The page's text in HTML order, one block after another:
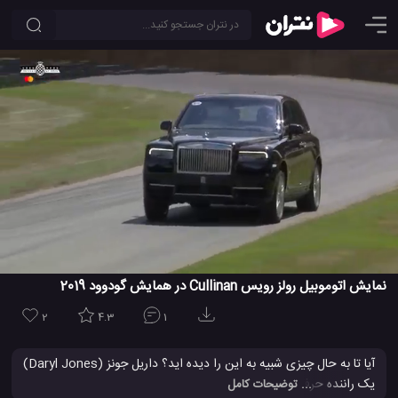
نمایش اتوموبیل رولز رویس Cullinan در همایش گودوود 2019
2 4.3 1
آیا تا به حال چیزی شبیه به این را دیده اید؟ داریل جونز (Daryl Jones)
... توضیحات کامل